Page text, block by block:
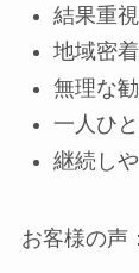
結果重
地域密
無理な
一人ひ
継続し
お客様の声：